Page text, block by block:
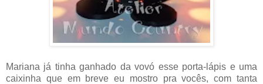
Mariana já tinha ganhado da vovó esse porta-lápis e uma
caixinha que em breve eu mostro pra vocês, com tanta